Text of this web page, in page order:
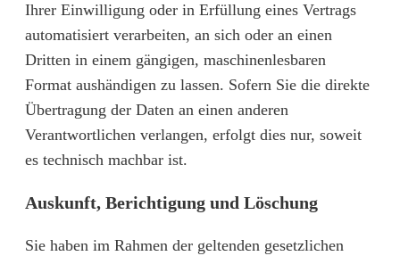
Ihrer Einwilligung oder in Erfüllung eines Vertrags
automatisiert verarbeiten, an sich oder an einen
Dritten in einem gängigen, maschinenlesbaren
Format aushändigen zu lassen. Sofern Sie die direkte
Übertragung der Daten an einen anderen
Verantwortlichen verlangen, erfolgt dies nur, soweit
es technisch machbar ist.
Auskunft, Berichtigung und Löschung
Sie haben im Rahmen der geltenden gesetzlichen